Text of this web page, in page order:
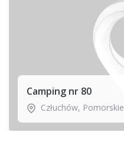
Camping nr 80
Człuchów, Pomorskie